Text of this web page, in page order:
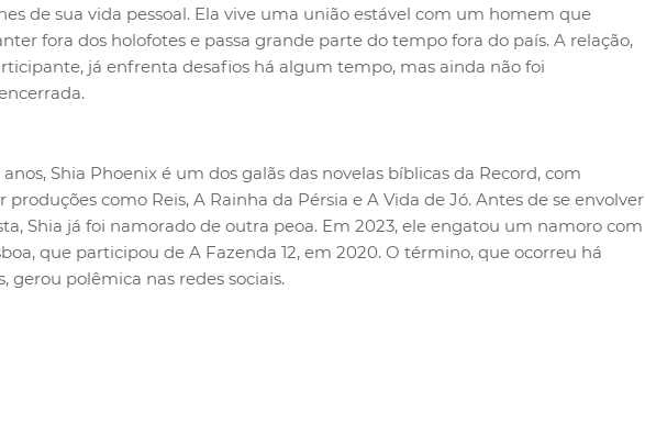
de sua vida pessoal. Ela vive uma união estável com um homem que
fora dos holofotes e passa grande parte do tempo fora do país. A relação,
já enfrenta desafios há algum tempo, mas ainda não foi
Shia Phoenix é um dos galãs das novelas bíblicas da Record, com
produções como Reis, A Rainha da Pérsia e A Vida de Jó. Antes de se envolver
Shia já foi namorado de outra peoa. Em 2023, ele engatou um namoro com
que participou de A Fazenda 12, em 2020. O término, que ocorreu há
gerou polêmica nas redes sociais.